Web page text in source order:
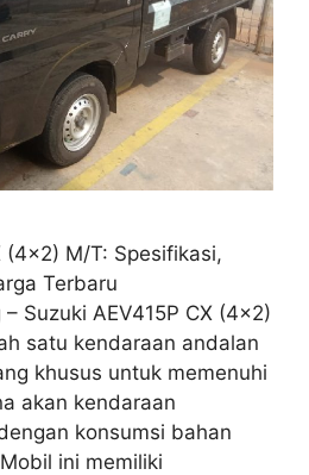
(4×2) M/T: Spesifikasi,
Terbaru
Suzuki AEV415P CX (4×2)
satu kendaraan andalan
khusus untuk memenuhi
akan kendaraan
konsumsi bahan
ini memiliki